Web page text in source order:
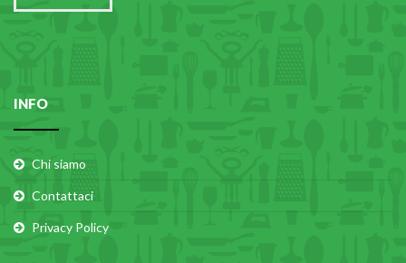
INFO
Chi siamo
Contattaci
Privacy Policy